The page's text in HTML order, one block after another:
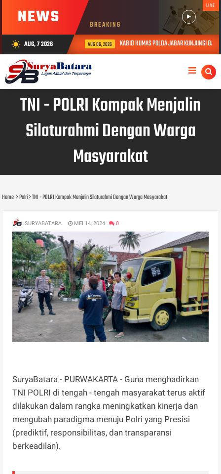
NEWS BREAKING
LIVE
wb_sunny AUG, 7 2026 AUG 06, 2026 KABID HUMAS POLDA JABAR KUNJUNGI DAN
TNI - POLRI Kompak Menjalin
Silaturahmi Dengan Warga
Masyarakat
Home Polri TNI - POLRI Kompak Menjalin Silaturahmi Dengan Warga Masyarakat
SURYABATARA MEI 14, 2024 0
SuryaBatara - PURWAKARTA - Guna menghadirkan
TNI POLRI di tengah - tengah masyarakat terus aktif
dilakukan dalam rangka meningkatkan kinerja dan
mengubah paradigma menuju Polri yang Presisi
(prediktif, responsibilitas, dan transparansi
berkeadilan).